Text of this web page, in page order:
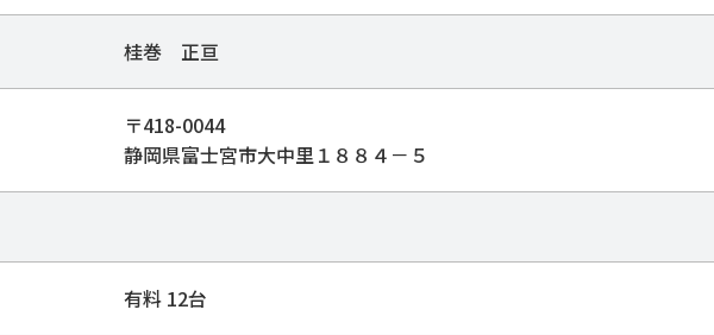
桂巻 正亘
〒418-0044
静岡県富士宮市大中里１８８４－５
有料 12台